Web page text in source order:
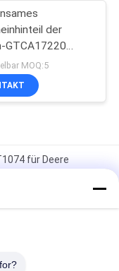
der
GTCA17220
Mäher
MOQ:5
für Deere
GM809222
Deere
Passend für